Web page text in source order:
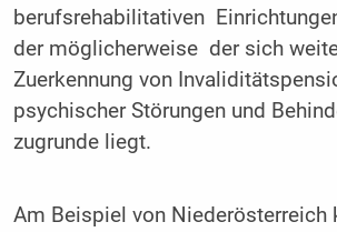
berufsrehabilitativen
der möglicherweise der sich
Zuerkennung von
psychischer Störungen und
zugrunde liegt.
Am Beispiel von Niederösterreich